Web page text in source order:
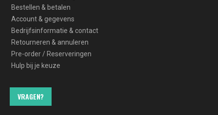
Bestellen & betalen
Account & gegevens
Bedrijfsinformatie & contact
Retourneren & annuleren
Pre-order / Reserveringen
Hulp bij je keuze
VRAGEN?